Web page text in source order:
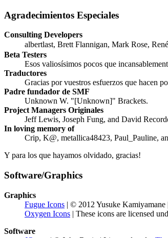
Agradecimientos Especiales
Consulting Developers
albertlast, Brett Flannigan, Mark Rose,
Beta Testers
Esos valiosísimos pocos que
Traductores
Gracias por vuestros esfuerzos que hacen
Padre fundador de SMF
Unknown W. "[Unknown]" Brackets.
Project Managers Originales
Jeff Lewis, Joseph Fung, and David
In loving memory of
Crip, K@, metallica48423, Paul_Pauline,
Y para los que hayamos olvidado, gracias!
Software/Graphics
Graphics
Fugue Icons | © 2012 Yusuke Kamiyamane
Oxygen Icons | These icons are licensed
Software